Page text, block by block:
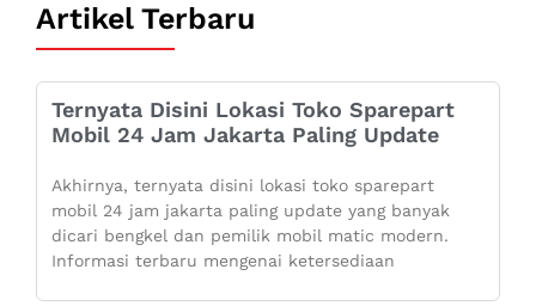
Artikel Terbaru
Ternyata Disini Lokasi Toko Sparepart
Mobil 24 Jam Jakarta Paling Update
Akhirnya, ternyata disini lokasi toko sparepart
mobil 24 jam jakarta paling update yang banyak
dicari bengkel dan pemilik mobil matic modern.
Informasi terbaru mengenai ketersediaan